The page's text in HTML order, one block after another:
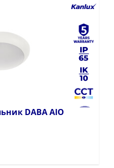
DABA AIO